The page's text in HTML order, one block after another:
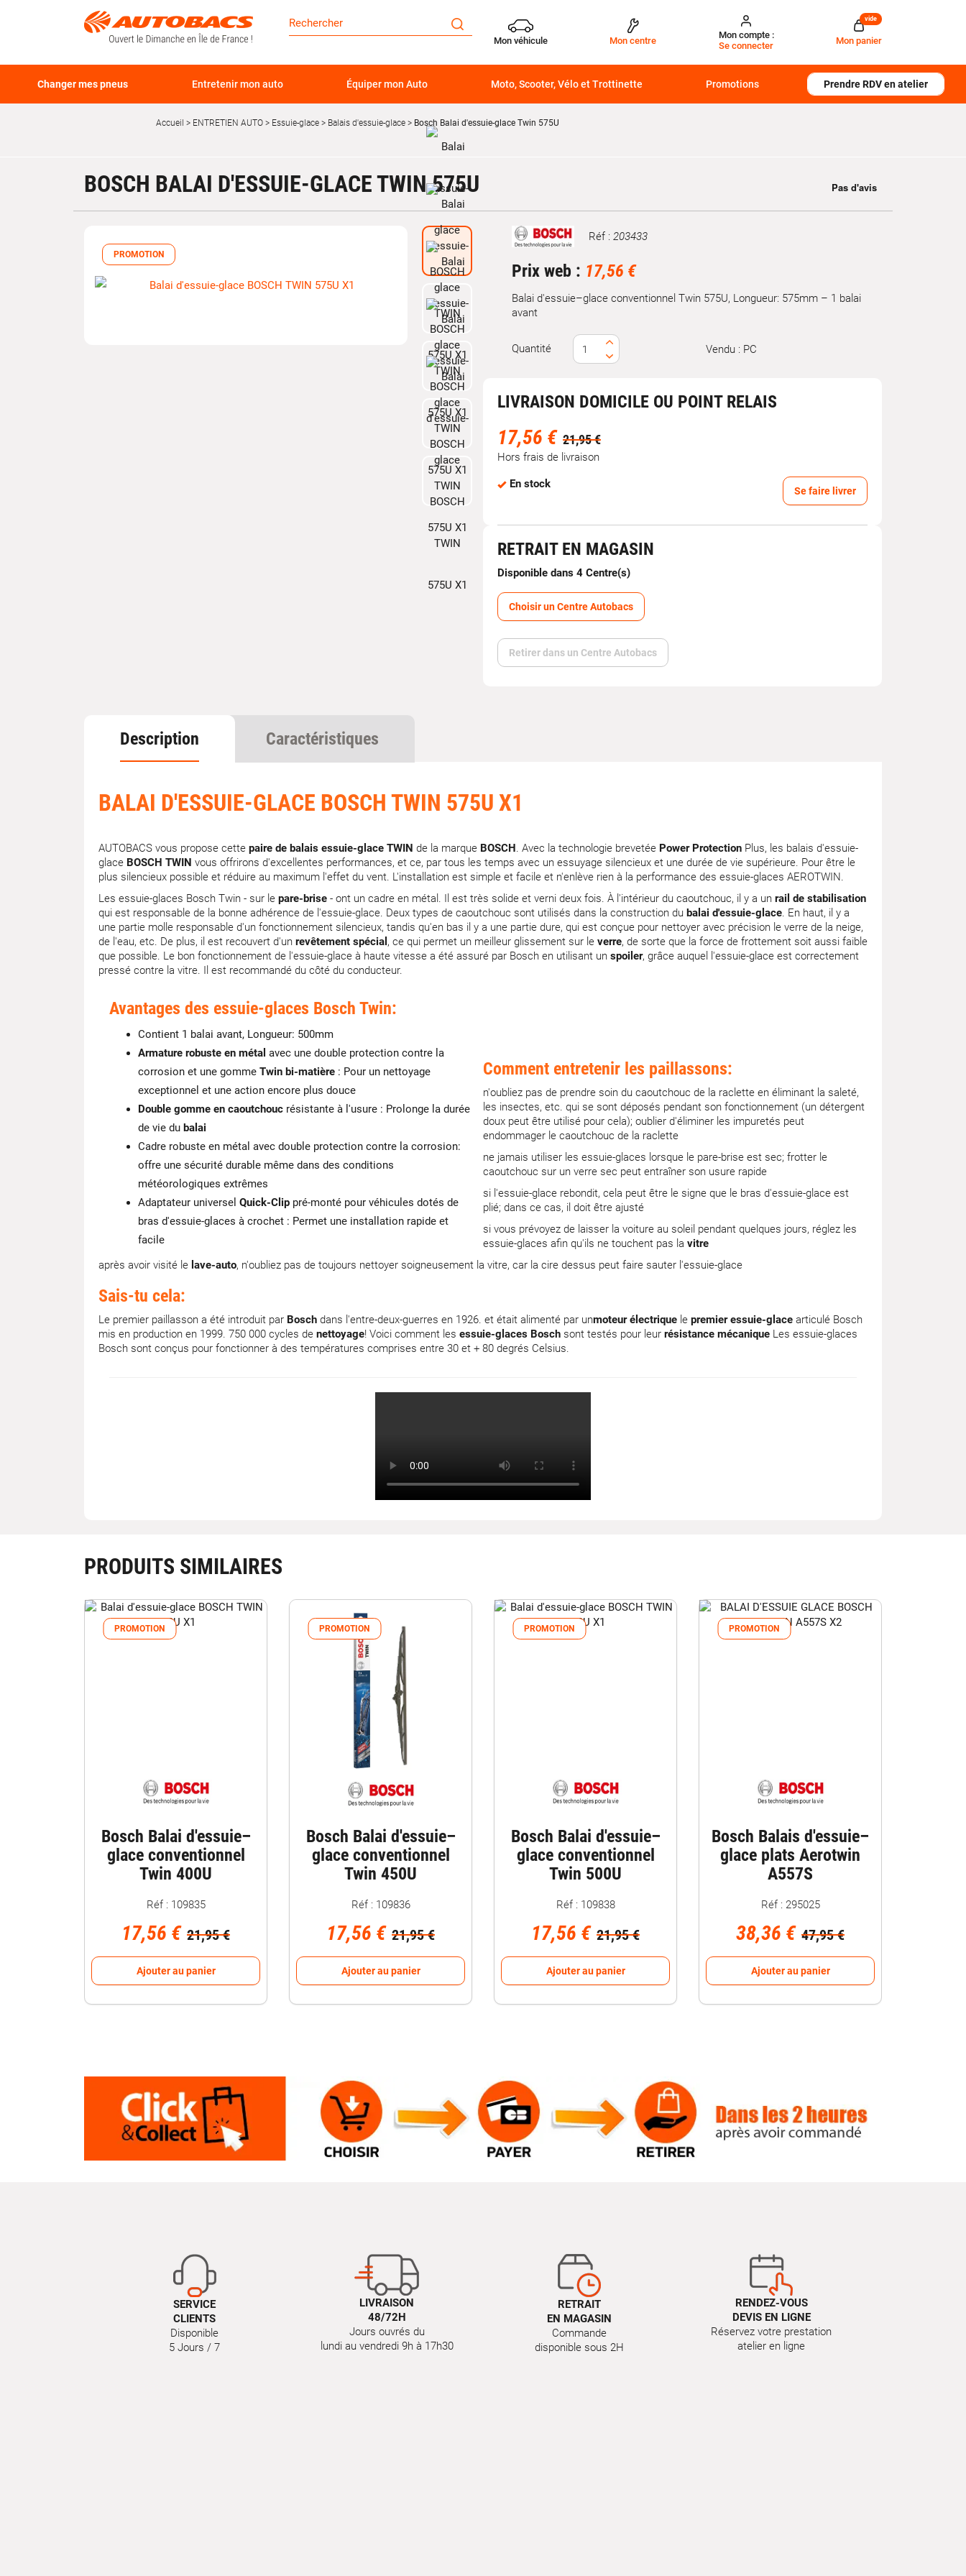
Mon véhicule Mon centre
Mon compte :
Se connecter
Mon panier
vide
Changer mes pneus Entretenir mon auto Équiper mon Auto Moto, Scooter, Vélo et Trottinette Promotions Prendre RDV en atelier
Accueil ENTRETIEN AUTO Essuie-glace Balais d'essuie-glace Bosch Balai d'essuie-glace Twin 575U
BOSCH BALAI D'ESSUIE-GLACE TWIN 575U
PROMOTION
Marque Réf : 203433
Prix web : 17,56 €
Balai d'essuie–glace conventionnel Twin 575U, Longueur: 575mm – 1 balai
avant
Quantité Vendu : PC
LIVRAISON DOMICILE OU POINT RELAIS
17,56 € 21,95 €
Hors frais de livraison
En stock
Se faire livrer
RETRAIT EN MAGASIN
Disponible dans 4 Centre(s)
Choisir un Centre Autobacs
Retirer dans un Centre Autobacs
Description Caractéristiques
BALAI D'ESSUIE-GLACE BOSCH TWIN 575U X1
AUTOBACS vous propose cette paire de balais essuie-glace TWIN de la marque BOSCH. Avec la technologie brevetée Power Protection Plus, les balais d'essuie-
glace BOSCH TWIN vous offrirons d'excellentes performances, et ce, par tous les temps avec un essuyage silencieux et une durée de vie supérieure. Pour être le
plus silencieux possible et réduire au maximum l'effet du vent. L'installation est simple et facile et n'enlève rien à la performance des essuie-glaces AEROTWIN.
Les essuie-glaces Bosch Twin - sur le pare-brise - ont un cadre en métal. Il est très solide et verni deux fois. À l'intérieur du caoutchouc, il y a un rail de stabilisation
qui est responsable de la bonne adhérence de l'essuie-glace. Deux types de caoutchouc sont utilisés dans la construction du balai d'essuie-glace. En haut, il y a
une partie molle responsable d'un fonctionnement silencieux, tandis qu'en bas il y a une partie dure, qui est conçue pour nettoyer avec précision le verre de la neige,
de l'eau, etc. De plus, il est recouvert d'un revêtement spécial , ce qui permet un meilleur glissement sur le verre, de sorte que la force de frottement soit aussi faible
que possible. Le bon fonctionnement de l'essuie-glace à haute vitesse a été assuré par Bosch en utilisant un spoiler, grâce auquel l'essuie-glace est correctement
pressé contre la vitre. Il est recommandé du côté du conducteur.
Avantages des essuie-glaces Bosch Twin:
Contient 1 balai avant, Longueur: 500mm
Armature robuste en métal avec une double protection contre la
corrosion et une gomme Twin bi-matière : Pour un nettoyage
exceptionnel et une action encore plus douce
Double gomme en caoutchouc résistante à l'usure : Prolonge la durée
de vie du balai
Cadre robuste en métal avec double protection contre la corrosion:
offre une sécurité durable même dans des conditions
météorologiques extrêmes
Adaptateur universel Quick-Clip pré-monté pour véhicules dotés de
bras d'essuie-glaces à crochet : Permet une installation rapide et
facile
Comment entretenir les paillassons:
n'oubliez pas de prendre soin du caoutchouc de la raclette en éliminant la saleté,
les insectes, etc. qui se sont déposés pendant son fonctionnement (un détergent
doux peut être utilisé pour cela); oublier d'éliminer les impuretés peut
endommager le caoutchouc de la raclette
ne jamais utiliser les essuie-glaces lorsque le pare-brise est sec; frotter le
caoutchouc sur un verre sec peut entraîner son usure rapide
si l'essuie-glace rebondit, cela peut être le signe que le bras d'essuie-glace est
plié; dans ce cas, il doit être ajusté
si vous prévoyez de laisser la voiture au soleil pendant quelques jours, réglez les
essuie-glaces afin qu'ils ne touchent pas la vitre
après avoir visité le lave-auto, n'oubliez pas de toujours nettoyer soigneusement la vitre, car la cire dessus peut faire sauter l'essuie-glace
Sais-tu cela:
Le premier paillasson a été introduit par Bosch dans l'entre-deux-guerres en 1926. et était alimenté par unmoteur électrique le premier essuie-glace articulé Bosch
mis en production en 1999. 750 000 cycles de nettoyage! Voici comment les essuie-glaces Bosch sont testés pour leur résistance mécanique Les essuie-glaces
Bosch sont conçus pour fonctionner à des températures comprises entre 30 et + 80 degrés Celsius.
PRODUITS SIMILAIRES
PROMOTION
Bosch Balai d'essuie–
glace conventionnel
Twin 400U
Réf : 109835
17,56 € 21,95 €
Ajouter au panier
PROMOTION
Bosch Balai d'essuie–
glace conventionnel
Twin 450U
Réf : 109836
17,56 € 21,95 €
Ajouter au panier
PROMOTION
Bosch Balai d'essuie–
glace conventionnel
Twin 500U
Réf : 109838
17,56 € 21,95 €
Ajouter au panier
PROMOTION
Bosch Balais d'essuie–
glace plats Aerotwin
A557S
Réf : 295025
38,36 € 47,95 €
Ajouter au panier
SERVICE
CLIENTS
Disponible
5 Jours / 7
LIVRAISON
48/72H
Jours ouvrés du
lundi au vendredi 9h à 17h30
RETRAIT
EN MAGASIN
Commande
disponible sous 2H
RENDEZ-VOUS
DEVIS EN LIGNE
Réservez votre prestation
atelier en ligne